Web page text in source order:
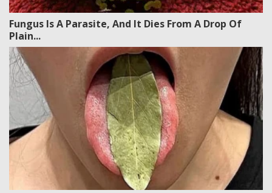
Fungus Is A Parasite, And It Dies From A Drop Of
Plain...